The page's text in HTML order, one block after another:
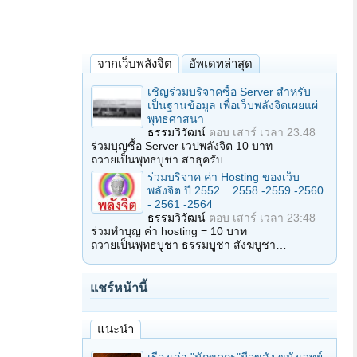
จากเว็บพลังจิต อัพเดทล่าสุด
เชิญร่วมบริจาคซื้อ Server สำหรับ
เป็นฐานข้อมูล เพื่อเว็บพลังจิตเผยแผ่
พุทธศาสนา
ธรรมวิวัฒน์ ตอบ เสาร์ เวลา 23:48
ร่วมบุญซื้อ Server เวปพลังจิต 10 บาท
ถวายเป็นพุทธบูชา สาธุครับ…
ร่วมบริจาค ค่า Hosting ของเว็บ
พลังจิต ปี 2552 ...2558 -2559 -2560
- 2561 -2564
ธรรมวิวัฒน์ ตอบ เสาร์ เวลา 23:48
ร่วมทำบุญ ค่า hosting = 10 บาท
ถวายเป็นพุทธบูชา ธรรมบูชา สังฆบูชา…
แชร์หน้านี้
แนะนำ